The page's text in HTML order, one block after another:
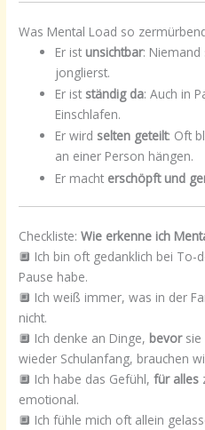
Was Mental Load so
Er ist unsichtbar:
jonglierst.
Er ist ständig da: Auch in
Einschlafen.
Er wird selten geteilt: Oft
an einer Person hängen.
Er macht erschöpft und
Checkliste:Wie erkenne ich
🔲 Ich bin oft gedanklich bei To-
Pause habe.
🔲 Ich weiß immer, was in der
nicht.
🔲 Ich denke an Dinge, bevorsie
wieder Schulanfang, brauchen
🔲 Ich habe das Gefühl,für alles
emotional.
🔲 Ich fühle mich oft allein